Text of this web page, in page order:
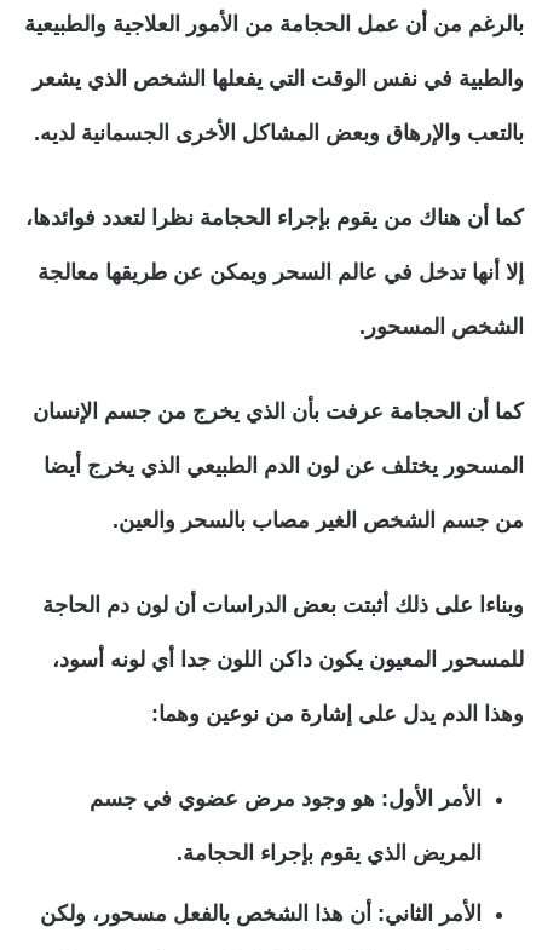
بالرغم من أن عمل الحجامة من الأمور العلاجية والطبيعية
والطبية في نفس الوقت التي يفعلها الشخص الذي يشعر
بالتعب والإرهاق وبعض المشاكل الأخرى الجسمانية لديه.
كما أن هناك من يقوم بإجراء الحجامة نظرا لتعدد فوائدها،
إلا أنها تدخل في عالم السحر ويمكن عن طريقها معالجة
الشخص المسحور.
كما أن الحجامة عرفت بأن الذي يخرج من جسم الإنسان
المسحور يختلف عن لون الدم الطبيعي الذي يخرج أيضا
من جسم الشخص الغير مصاب بالسحر والعين.
وبناءا على ذلك أثبتت بعض الدراسات أن لون دم الحاجة
للمسحور المعيون يكون داكن اللون جدا أي لونه أسود،
وهذا الدم يدل على إشارة من نوعين وهما:
الأمر الأول: هو وجود مرض عضوي في جسم
المريض الذي يقوم بإجراء الحجامة.
الأمر الثاني: أن هذا الشخص بالفعل مسحور، ولكن